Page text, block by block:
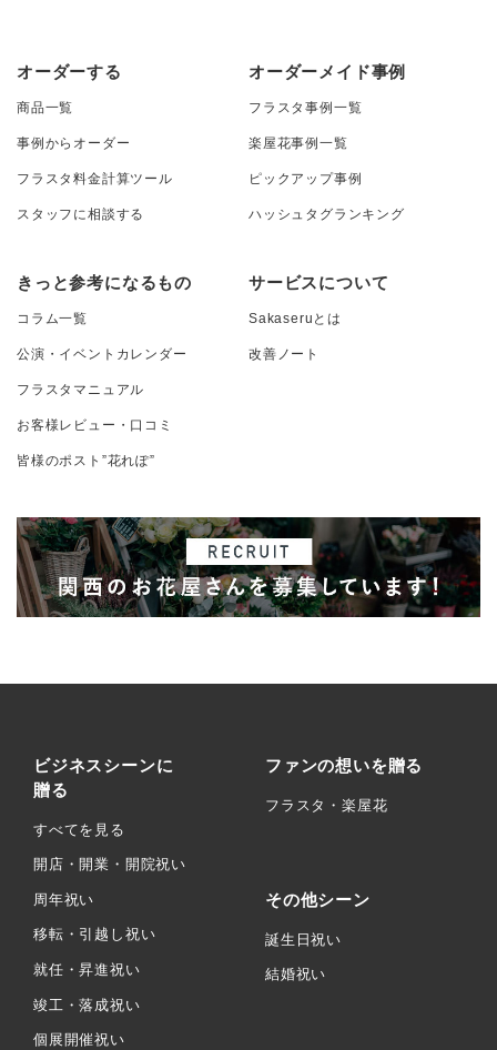
オーダーする
商品一覧
事例からオーダー
フラスタ料金計算ツール
スタッフに相談する
オーダーメイド事例
フラスタ事例一覧
楽屋花事例一覧
ピックアップ事例
ハッシュタグランキング
きっと参考になるもの
コラム一覧
公演・イベントカレンダー
フラスタマニュアル
お客様レビュー・口コミ
皆様のポスト”花れぽ”
サービスについて
Sakaseruとは
改善ノート
ビジネスシーンに
贈る
すべてを見る
開店・開業・開院祝い
周年祝い
移転・引越し祝い
就任・昇進祝い
竣工・落成祝い
個展開催祝い
ファンの想いを贈る
フラスタ・楽屋花
その他シーン
誕生日祝い
結婚祝い